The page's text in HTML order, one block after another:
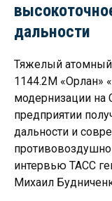
дальности
Тяжелый атомный
1144.2М «Орлан»
модернизации
предприятии
дальности и
интервью ТАСС
Михаил